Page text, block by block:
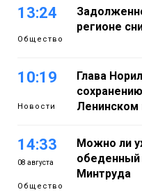
13:24
Общество
регионе
10:19
Новости
Глава
Ленинском
14:33
08 августа
Общество
Можно ли
обеденный
Минтруда